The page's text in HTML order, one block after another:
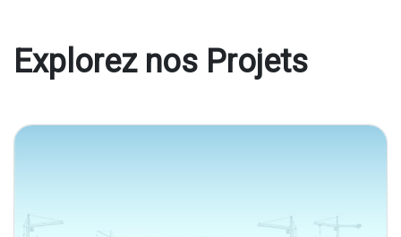
Explorez nos Projets